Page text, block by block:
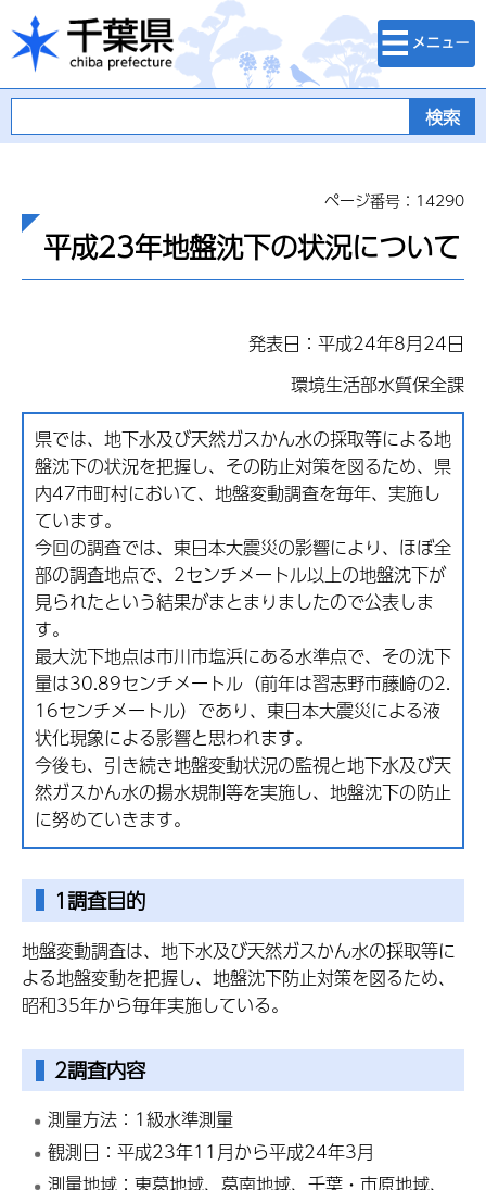
千葉県
検索・メニュ
ー
ページ番号：14290
平成23年地盤沈下の状況について
発表日：平成24年8月24日
環境生活部水質保全課
県では、地下水及び天然ガスかん水の採取等による地
盤沈下の状況を把握し、その防止対策を図るため、県
内47市町村において、地盤変動調査を毎年、実施し
ています。
今回の調査では、東日本大震災の影響により、ほぼ全
部の調査地点で、2センチメートル以上の地盤沈下が
見られたという結果がまとまりましたので公表しま
す。
最大沈下地点は市川市塩浜にある水準点で、その沈下
量は30.89センチメートル（前年は習志野市藤崎の2.
16センチメートル）であり、東日本大震災による液
状化現象による影響と思われます。
今後も、引き続き地盤変動状況の監視と地下水及び天
然ガスかん水の揚水規制等を実施し、地盤沈下の防止
に努めていきます。
1調査目的
地盤変動調査は、地下水及び天然ガスかん水の採取等に
よる地盤変動を把握し、地盤沈下防止対策を図るため、
昭和35年から毎年実施している。
2調査内容
測量方法：1級水準測量
観測日：平成23年11月から平成24年3月
測量地域：東葛地域、葛南地域、千葉・市原地域、